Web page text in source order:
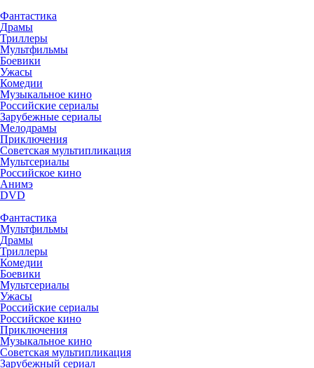
Фантастика
Драмы
Триллеры
Мультфильмы
Боевики
Ужасы
Комедии
Музыкальное кино
Российские сериалы
Зарубежные сериалы
Мелодрамы
Приключения
Советская мультипликация
Мультсериалы
Российское кино
Анимэ
DVD
Фантастика
Мультфильмы
Драмы
Триллеры
Комедии
Боевики
Мультсериалы
Ужасы
Российские сериалы
Российское кино
Приключения
Музыкальное кино
Советская мультипликация
Зарубежный сериал